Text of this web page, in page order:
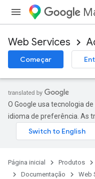
Web Services
Começar
O Google usa tecnologia
idioma de preferência. As
Página inicial Produtos
Documentação
Web